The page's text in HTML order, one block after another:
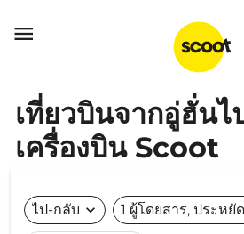

เที่ยวบินจากอู่ฮั่นไ
เครื่องบิน Scoot
ไป-กลับ expand_more 1 ผู้โดยสาร, ประหยัด